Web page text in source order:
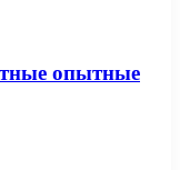
опытные